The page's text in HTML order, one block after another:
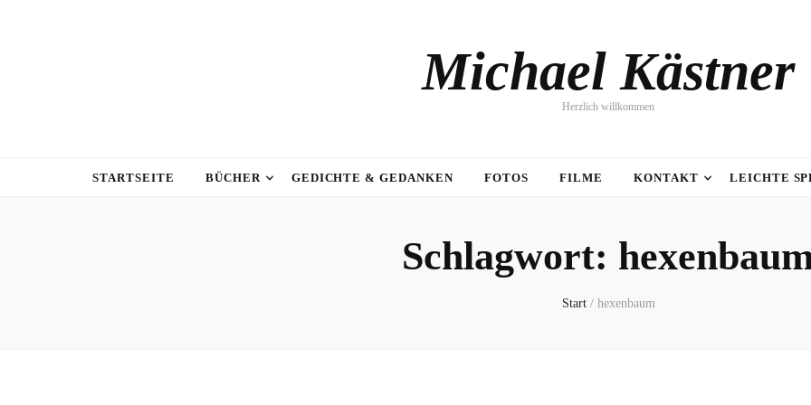
Michael Kästner
Herzlich willkommen
STARTSEITE BÜCHER GEDICHTE & GEDANKEN FOTOS FILME KONTAKT LEICHTE
Schlagwort:
Start / hexenbaum